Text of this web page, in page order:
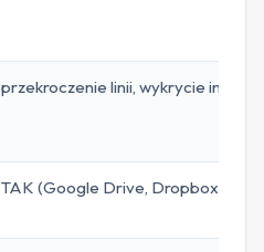
przekroczenie linii, wykrycie
TAK (Google Drive, Dropbox)